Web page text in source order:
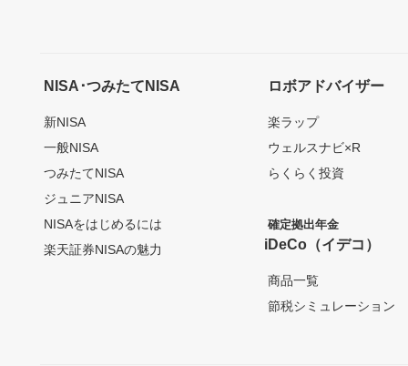
NISA･つみたてNISA
新NISA
一般NISA
つみたてNISA
ジュニアNISA
NISAをはじめるには
楽天証券NISAの魅力
ロボアドバイザー
楽ラップ
ウェルスナビ×R
らくらく投資
確定拠出年金
iDeCo（イデコ）
商品一覧
節税シミュレーション